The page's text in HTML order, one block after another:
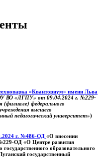
«Кванториум» имени Льва
ВО «ЛГПУ» от 09.04.2024 г. №229-
федерального
высшего
педагогический университет»)
г. №486-ОД «О внесении
ОД «О Центре развития
образовательного
государственный